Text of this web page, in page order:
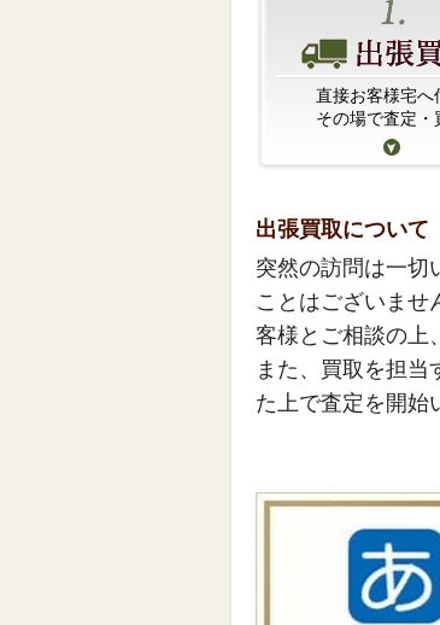
直接お客様宅へ
その場で査定・
出張買取について
突然の訪問は一切
ことはございませ
客様とご相談の上
また、買取を担
た上で査定を開始